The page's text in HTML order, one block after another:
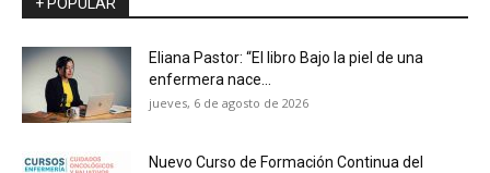
Eliana Pastor: “El libro Bajo la piel de una
enfermera nace...
jueves, 6 de agosto de 2026
Nuevo Curso de Formación Continua del